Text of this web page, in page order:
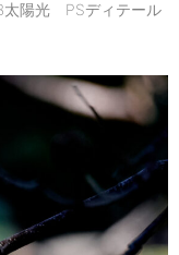
陽光 PSディテール